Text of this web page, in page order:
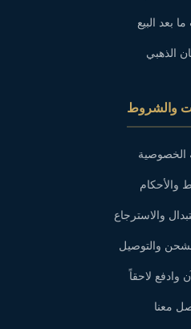
بعد البيع
الذهبي
والشروط
الخصوصية
والأحكام
والاسترجاع
والتوصيل
وادفع لاحقاً
معنا